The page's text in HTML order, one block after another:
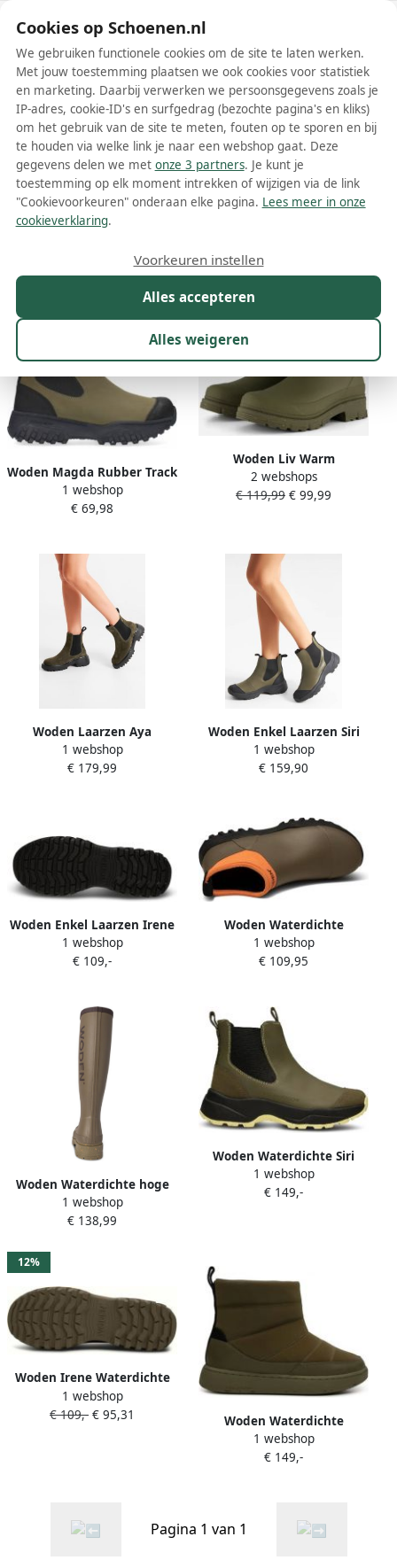
Schoenen.nl
Wis filters Alle filters
Groene Woden dames laarzen
Meer lezen
Woden Magda Rubber Track
Boot Dark Olive Black Groen
Dames
1 webshop
€ 69,98
Woden Liv Warm
Waterproof Regenlaarzen
groen
2 webshops
€ 119,99 € 99,99
Woden Laarzen Aya
1 webshop
€ 179,99
Woden Enkel Laarzen Siri
Waterproof
1 webshop
€ 159,90
Woden Enkel Laarzen Irene
Waterproof
1 webshop
€ 109,-
Woden Waterdichte
Rubberen Laars Irene
Green Dames
1 webshop
€ 109,95
Woden Waterdichte hoge
rubberen laars Green
Dames
1 webshop
€ 138,99
Woden Waterdichte Siri
Chelsea Laars Green Dames
1 webshop
€ 149,-
12%
Woden Irene Waterdichte
Rubberen Laars Green
Dames
1 webshop
€ 109,- € 95,31
Woden Waterdichte
visschoenen van leer Green
Dames
1 webshop
€ 149,-
Pagina 1 van 1
Cookies op Schoenen.nl
We gebruiken functionele cookies om de site te laten werken.
Met jouw toestemming plaatsen we ook cookies voor statistiek
en marketing. Daarbij verwerken we persoonsgegevens zoals je
IP-adres, cookie-ID's en surfgedrag (bezochte pagina's en kliks)
om het gebruik van de site te meten, fouten op te sporen en bij
te houden via welke link je naar een webshop gaat. Deze
gegevens delen we met onze 3 partners. Je kunt je
toestemming op elk moment intrekken of wijzigen via de link
"Cookievoorkeuren" onderaan elke pagina. Lees meer in onze
cookieverklaring.
Alles accepteren
Alles weigeren
Voorkeuren instellen